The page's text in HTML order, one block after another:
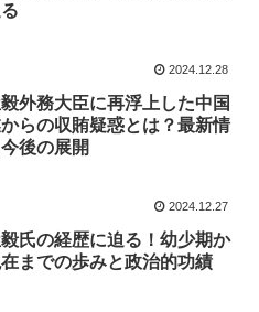
2024.12.28
外務大臣に再浮上した中国
らの収賄疑惑とは？最新情
後の展開
2024.12.27
氏の経歴に迫る！幼少期か
までの歩みと政治的功績